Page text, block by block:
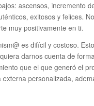
ascensos, incremento
exitosos y felices.
muy positivamente en ti.
es difícil y costoso.
darnos cuenta de
que el que generó el
personalizada,